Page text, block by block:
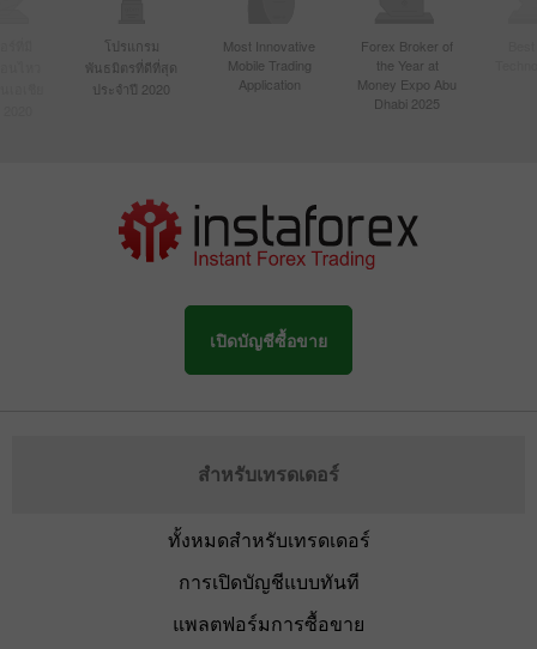
โปรแกรม
พันธมิตรที่ดีที่สุด
ประจำปี 2020
Most Innovative
Mobile Trading
Application
Forex Broker of
the Year at
Money Expo Abu
Dhabi 2025
เปิดบัญชีซื้อขาย
สำหรับเทรดเดอร์
ทั้งหมดสำหรับเทรดเดอร์
การเปิดบัญชีแบบทันที
แพลตฟอร์มการซื้อขาย